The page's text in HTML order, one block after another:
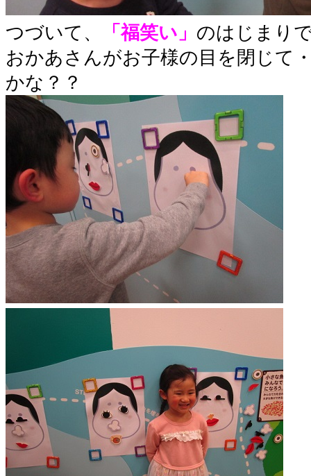
つづいて、 「福笑い」 のはじまり
おかあさんがお子様の目を閉じて
かな？？